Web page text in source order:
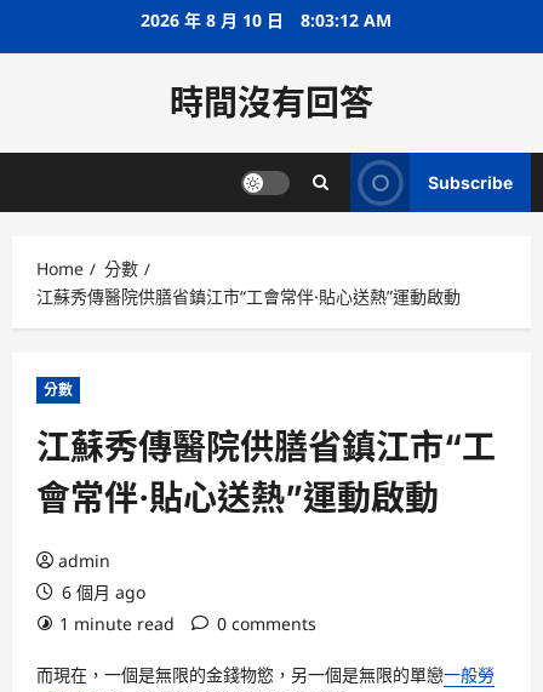
2026 年 8 月 10 日 8:03:12 AM
時間沒有回答
Subscribe
Home
分數
江蘇秀傳醫院供膳省鎮江市“工會常伴·貼心送熱”運動啟動
分數
江蘇秀傳醫院供膳省鎮江市“工
會常伴·貼心送熱”運動啟動
admin
6 個月 ago
1 minute read
0 comments
而現在，一個是無限的金錢物慾，另一個是無限的單戀一般勞